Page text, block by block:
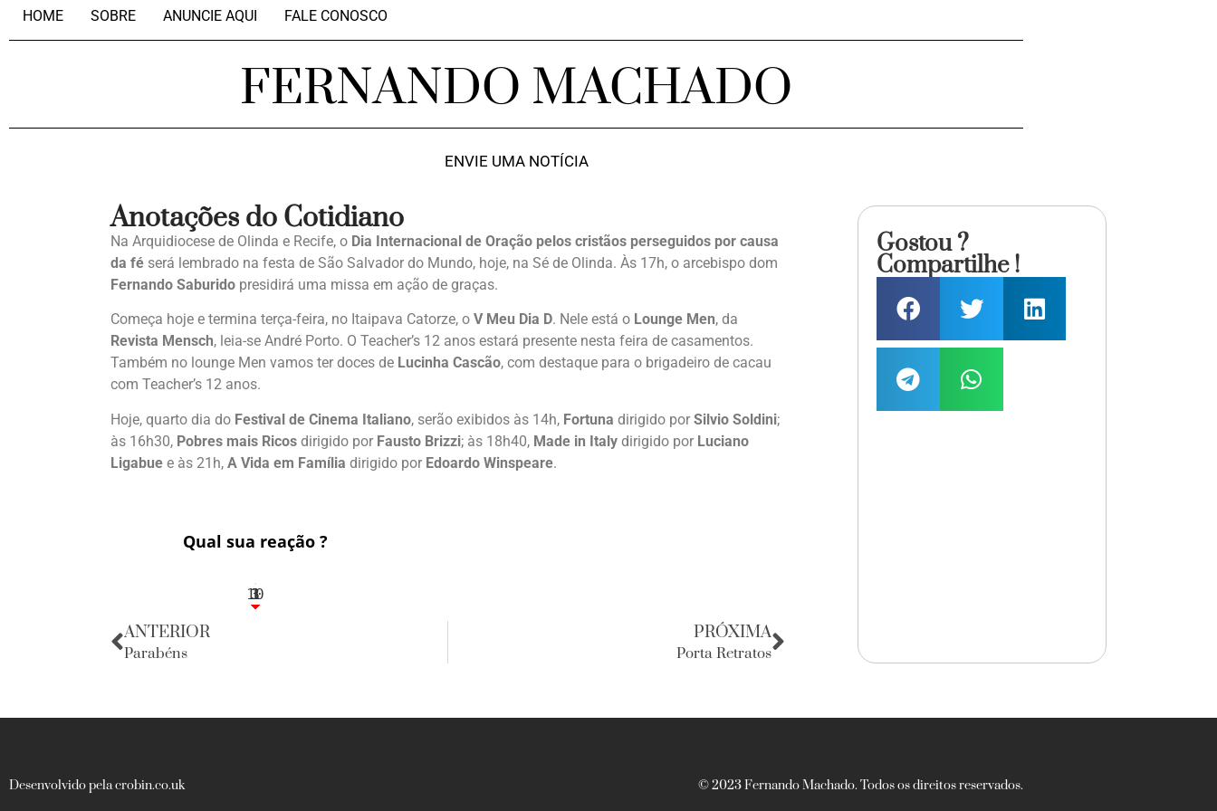
HOME SOBRE ANUNCIE AQUI FALE CONOSCO
FERNANDO MACHADO
ENVIE UMA NOTÍCIA
Anotações do Cotidiano
Na Arquidiocese de Olinda e Recife, o Dia Internacional de Oração pelos cristãos perseguidos por causa
da fé será lembrado na festa de São Salvador do Mundo, hoje, na Sé de Olinda. Às 17h, o arcebispo dom
Fernando Saburido presidirá uma missa em ação de graças.
Começa hoje e termina terça-feira, no Itaipava Catorze, o V Meu Dia D. Nele está o Lounge Men, da
Revista Mensch, leia-se André Porto. O Teacher’s 12 anos estará presente nesta feira de casamentos.
Também no lounge Men vamos ter doces de Lucinha Cascão, com destaque para o brigadeiro de cacau
com Teacher’s 12 anos.
Hoje, quarto dia do Festival de Cinema Italiano, serão exibidos às 14h, Fortuna dirigido por Silvio Soldini;
às 16h30, Pobres mais Ricos dirigido por Fausto Brizzi; às 18h40, Made in Italy dirigido por Luciano
Ligabue e às 21h, A Vida em Família dirigido por Edoardo Winspeare.
Qual sua reação ?
3
1
1
3
10
ANTERIOR
Parabéns
PRÓXIMA
Porta Retratos
Gostou ?
Compartilhe !
Desenvolvido pela crobin.co.uk © 2023 Fernando Machado. Todos os direitos reservados.